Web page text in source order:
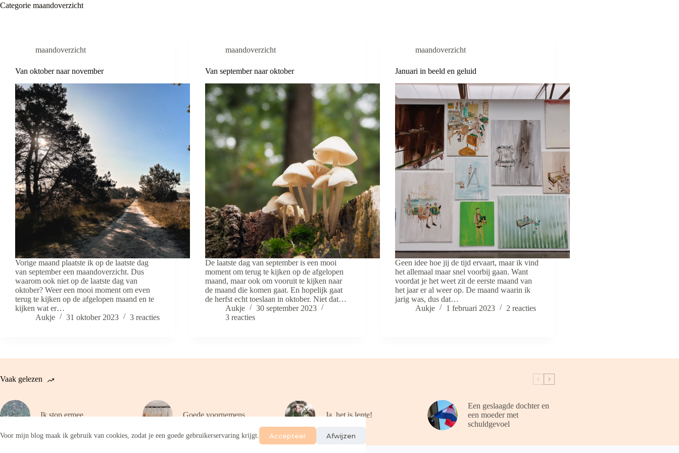
Voor mijn blog maak ik gebruik van cookies, zodat je een goede gebruikerservaring krijgt. Accepteer Afwijzen
Categorie maandoverzicht
maandoverzicht
Van oktober naar november
Vorige maand plaatste ik op de laatste dag
van september een maandoverzicht. Dus
waarom ook niet op de laatste dag van
oktober? Weer een mooi moment om even
terug te kijken op de afgelopen maand en te
kijken wat er…
Aukje
31 oktober 2023 3 reacties
maandoverzicht
Van september naar oktober
De laatste dag van september is een mooi
moment om terug te kijken op de afgelopen
maand, maar ook om vooruit te kijken naar
de maand die komen gaat. En hopelijk gaat
de herfst echt toeslaan in oktober. Niet dat…
Aukje
30 september 2023
3 reacties
maandoverzicht
Januari in beeld en geluid
Geen idee hoe jij de tijd ervaart, maar ik vind
het allemaal maar snel voorbij gaan. Want
voordat je het weet zit de eerste maand van
het jaar er al weer op. De maand waarin ik
jarig was, dus dat…
Aukje
1 februari 2023 2 reacties
Vaak gelezen
Ik stop ermee Goede voornemens Ja, het is lente!
Een geslaagde dochter en
een moeder met
schuldgevoel